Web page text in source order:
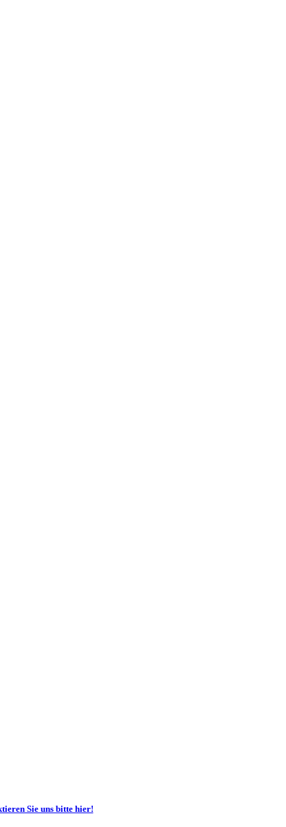
Sie uns bitte hier!